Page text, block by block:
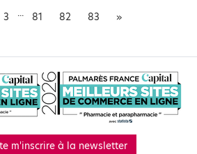
3 ... 81 82 83 »
m'inscrire à la newsletter